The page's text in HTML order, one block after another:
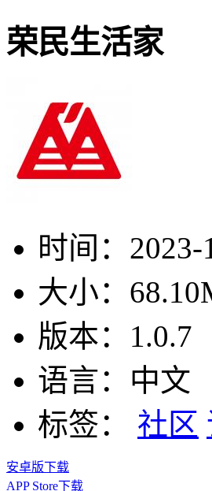
荣民生活家
时间： 2023-
大小：
版本： 1.0.7
语言： 中文
标签：
社区
安卓版下载
APP Store下载